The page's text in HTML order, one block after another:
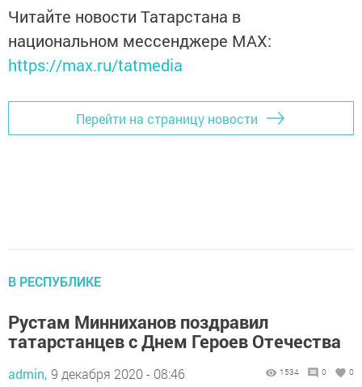
Читайте новости Татарстана в
национальном мессенджере MАХ:
https://max.ru/tatmedia
Перейти на страницу новости
В РЕСПУБЛИКЕ
Рустам Минниханов поздравил
татарстанцев с Днем Героев Отечества
admin, 9 декабря 2020 - 08:46 1534 0 0